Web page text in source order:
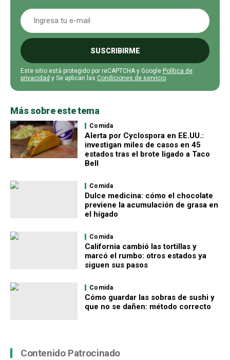
SUSCRIBIRME
Este sitio está protegido por reCAPTCHA y Google Política de
privacidad y Se aplican las Condiciones de servicio.
Más sobre este tema
Comida
Alerta por Cyclospora en EE.UU.:
investigan miles de casos en 45
estados tras el brote ligado a Taco
Bell
Comida
Dulce medicina: cómo el chocolate
previene la acumulación de grasa en
el hígado
Comida
California cambió las tortillas y
marcó el rumbo: otros estados ya
siguen sus pasos
Comida
Cómo guardar las sobras de sushi y
que no se dañen: método correcto
Contenido Patrocinado